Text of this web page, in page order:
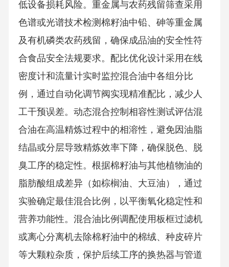
低设备损耗风险。重金属与农药残留筛查采用
色谱或光谱技术检测棉籽油中铅、砷等重金属
及有机磷类农药残留，确保成品油的安全性符
合食品安全法规要求。配比优化设计采用在线
密度计和流量计实时监控混合油中各组分比
例，通过自动化调节阀实现精准配比，减少人
工干预误差。动态混合控制相容性测试评估混
合油在高温精炼过程中的相溶性，避免因油脂
结晶或分层导致精炼效率下降，确保脱色、脱
臭工序的稳定性。根据棉籽油与其他植物油的
脂肪酸组成差异（如棕榈油、大豆油），通过
实验确定最佳混合比例，以平衡氧化稳定性和
营养功能性。混合油比例调配使用板框过滤机
或离心分离机去除棉籽油中的棉绒、种皮碎片
等大颗粒杂质，保护后续工序的换热器与管道